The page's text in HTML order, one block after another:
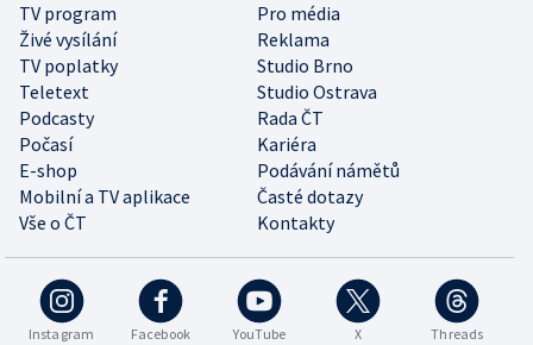
TV program
Pro média
Živé vysílání
Reklama
TV poplatky
Studio Brno
Teletext
Studio Ostrava
Podcasty
Rada ČT
Počasí
Kariéra
E-shop
Podávání námětů
Mobilní a TV aplikace
Časté dotazy
Vše o ČT
Kontakty
Instagram Facebook YouTube X Threads